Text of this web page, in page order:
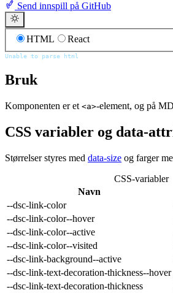
Send innspill på GitHub
HTML
React
Unable to parse html
Bruk
Komponenten er et <a>-element, og på
CSS variabler og data-
Størrelser styres med data-size og farger
CSS-variabler
Navn
--dsc-link-color
--dsc-link-color--hover
--dsc-link-color--active
--dsc-link-color--visited
--dsc-link-background--active
--dsc-link-text-decoration-thickness--hover
--dsc-link-text-decoration-thickness